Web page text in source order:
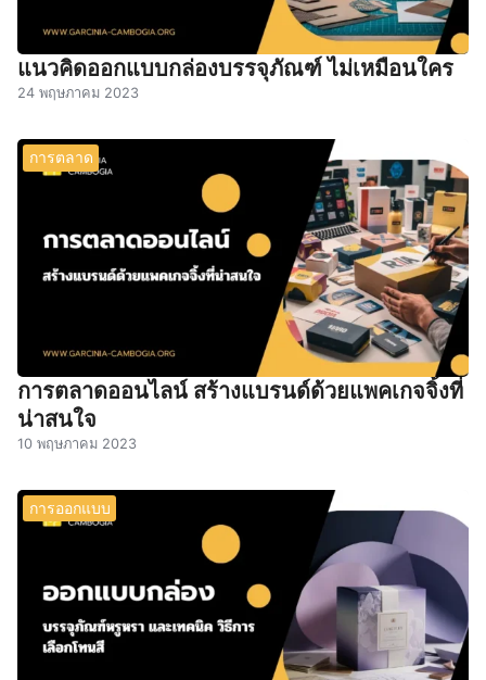
แนวคิดออกแบบกล่องบรรจุภัณฑ์ ไม่เหมือนใคร
24 พฤษภาคม 2023
การตลาด
การตลาดออนไลน์ สร้างแบรนด์ด้วยแพคเกจจิ้งที่
น่าสนใจ
10 พฤษภาคม 2023
การออกแบบ